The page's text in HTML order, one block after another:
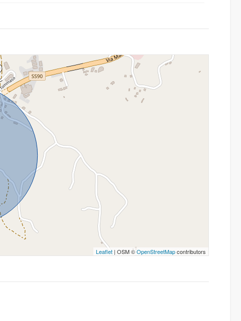
Leaflet | OSM ©OpenStreetMapcontributors